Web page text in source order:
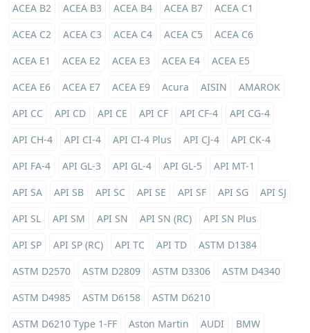
ACEA B2
ACEA B3 ACEA B4 ACEA B7
ACEA C1
ACEA C2
ACEA C3 ACEA C4 ACEA C5
ACEA C6
ACEA E1
ACEA E2 ACEA E3 ACEA E4
ACEA E5
ACEA E6
ACEA E7 ACEA E9 Acura AISIN
AMAROK
API CC
API CD API CE API CF API CF-4
API CG-4
API CH-4
API CI-4 API CI-4 Plus API CJ-4
API CK-4
API FA-4
API GL-3 API GL-4 API GL-5
API MT-1
API SA
API SB API SC API SE API SF API SG
API SJ
API SL
API SM API SN API SN (RC)
API SN Plus
API SP
API SP (RC) API TC API TD
ASTM D1384
ASTM D2570
ASTM D2809 ASTM D3306
ASTM D4340
ASTM D4985
ASTM D6158
ASTM D6210
ASTM D6210 Type 1-FF
Aston Martin AUDI
BMW